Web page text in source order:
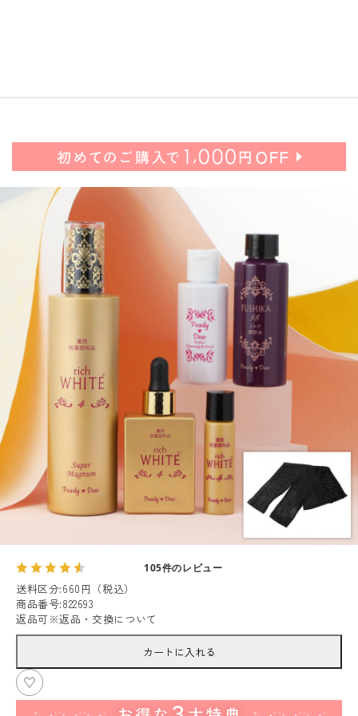
105件のレビュー
送料区分:660円（税込）
商品番号:822693
返品可 ※返品・交換について
カートに入れる